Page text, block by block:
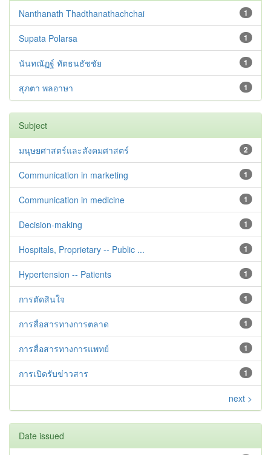
1
Nanthanath Thadthanathachchai
1
Supata Polarsa
1
นันทณัฏฐ์ ทัตธนธัชชัย
1
สุภตา พลอาษา
Subject
2
มนุษยศาสตร์และสังคมศาสตร์
1
Communication in marketing
1
Communication in medicine
1
Decision-making
1
Hospitals, Proprietary -- Public ...
1
Hypertension -- Patients
1
การตัดสินใจ
1
การสื่อสารทางการตลาด
1
การสื่อสารทางการแพทย์
1
การเปิดรับข่าวสาร
next >
Date issued